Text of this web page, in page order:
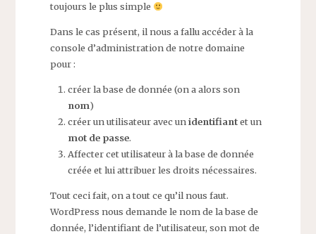
toujours le plus simple
Dans le cas présent, il nous a fallu accéder à la
console d’administration de notre domaine
pour :
créer la base de donnée (on a alors son
nom)
créer un utilisateur avec unidentifiantet un
mot de passe.
Affecter cet utilisateur à la base de donnée
créée et lui attribuer les droits nécessaires.
Tout ceci fait, on a tout ce qu’il nous faut.
WordPress nous demande le nom de la base de
donnée, l’identifiant de l’utilisateur, son mot de